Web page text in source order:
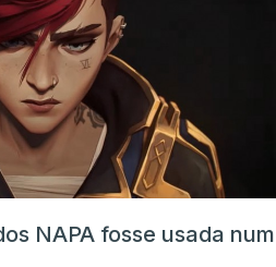
NAPA fosse usada num